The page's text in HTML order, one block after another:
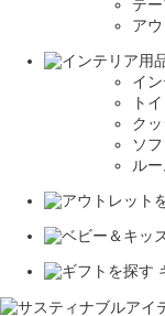
テ
ア
イ
ト
ク
ソ
ル